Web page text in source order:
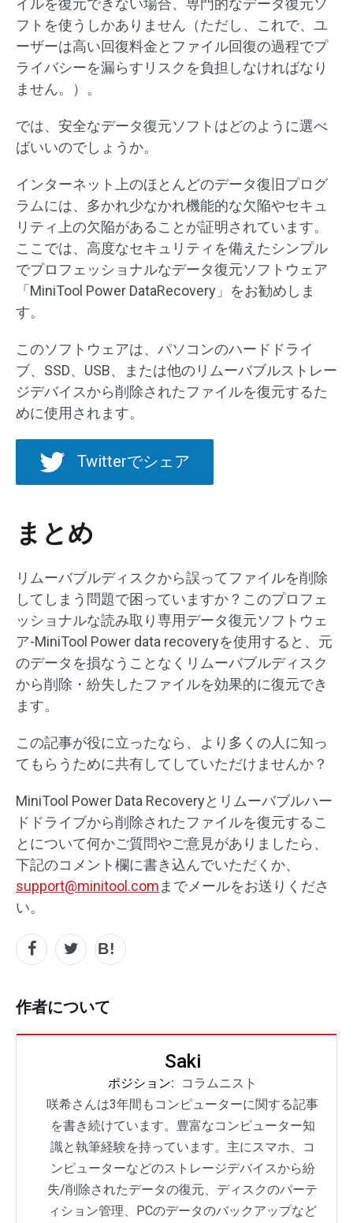
フトを使うしかありません（ただし、これで、ユ
ーザーは高い回復料金とファイル回復の過程でプ
ライバシーを漏らすリスクを負担しなければなり
ません。）。
では、安全なデータ復元ソフトはどのように選べ
ばいいのでしょうか。
インターネット上のほとんどのデータ復旧プログ
ラムには、多かれ少なかれ機能的な欠陥やセキュ
リティ上の欠陥があることが証明されています。
ここでは、高度なセキュリティを備えたシンプル
でプロフェッショナルなデータ復元ソフトウェア
「MiniTool Power DataRecovery」をお勧めしま
す。
このソフトウェアは、パソコンのハードドライ
ブ、SSD、USB、または他のリムーバブルストレー
ジデバイスから削除されたファイルを復元するた
めに使用されます。
Twitterでシェア
まとめ
リムーバブルディスクから誤ってファイルを削除
してしまう問題で困っていますか？このプロフェ
ッショナルな読み取り専用データ復元ソフトウェ
ア-MiniTool Power data recoveryを使用すると、元
のデータを損なうことなくリムーバブルディスク
から削除・紛失したファイルを効果的に復元でき
ます。
この記事が役に立ったなら、より多くの人に知っ
てもらうために共有してしていただけませんか？
MiniTool Power Data Recoveryとリムーバブルハー
ドドライブから削除されたファイルを復元するこ
とについて何かご質問やご意見がありましたら、
下記のコメント欄に書き込んでいただくか、
support@minitool.com までメールをお送りくださ
い。
作者について
Saki
ポジション:
コラムニスト
咲希さんは3年間もコンピューターに関する記事
を書き続けています。豊富なコンピューター知
識と執筆経験を持っています。主にスマホ、コ
ンピューターなどのストレージデバイスから紛
失/削除されたデータの復元、ディスクのパーテ
ィション管理、PCのデータのバックアップなど